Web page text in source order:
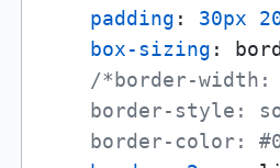
padding : 30px
box-sizing :
/*border-width:
border-style:
border-color: